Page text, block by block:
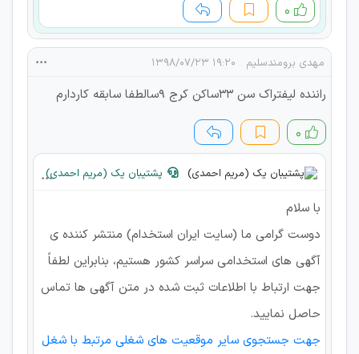
۰
مهدی برومندسلیم ۱۹:۲۰ ۱۳۹۸/۰۷/۲۳
راننده لیفتراک سن ۳۳ساکن کرج ۹سالطفا سابقه کاردارم
۰
پشتیبان یک (مریم احمدی)
با سلام
دوست گرامی ما (سایت ایران استخدام) منتشر کننده ی
آگهی های استخدامی سراسر کشور هستیم، بنابراین لطفاً
جهت ارتباط با اطلاعات ثبت شده در متن آگهی ها تماس
حاصل نمایید.
جهت جستجوی سایر موقعیت های شغلی مرتبط با شغل